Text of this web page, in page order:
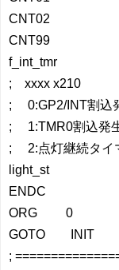
CNT02 ;
CNT99 ;
f_int_tmr ;
; xxxx x210
; 0:GP2/INT割込
; 1:TMR0割込発
; 2:点灯継続タイ
light_st ;
ENDC
ORG 0 ;
GOTO INIT
;